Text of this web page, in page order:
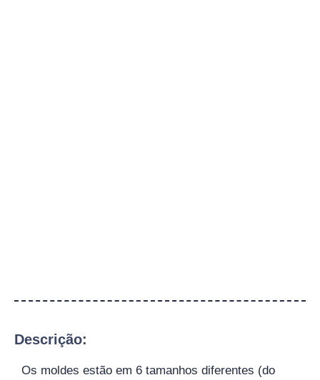
Descrição:
Os moldes estão em 6 tamanhos diferentes (do